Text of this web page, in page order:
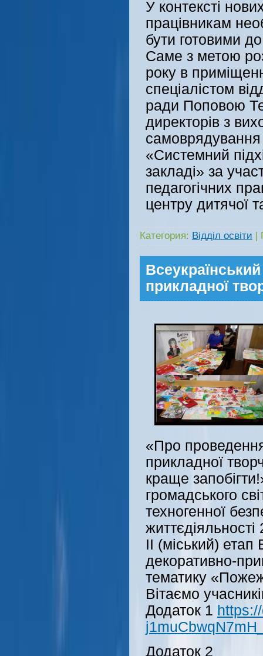
У контексті
працівникам
бути готовими
Саме з метою
року в
спеціалістом
ради Поповою
директорів з
самоврядування
«Системний
закладі» за
педагогічних
центру дитячої
Категория: Відділ освіти |
прикладної
«Про
прикладної
краще
громадського
техногенної
ІІ (міський)
декоративно-
тематику
Вітаємо
Додаток 1
Додаток 2